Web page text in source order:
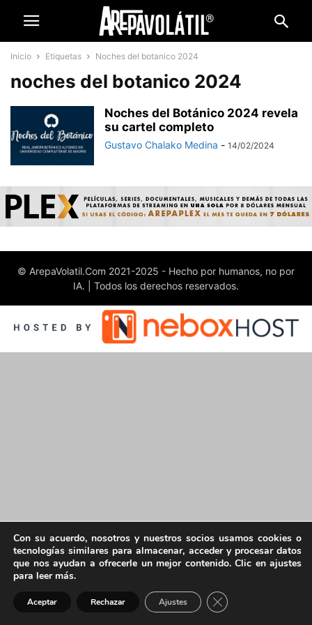
Inicio Etiquetas Noches del botanico 2024
noches del botanico 2024
Noches del Botánico 2024 revela
su cartel completo
Gustavo Chalako Medina - 14/02/2024
© ArepaVolatil.Com 2021-2025 - Hecho por humanos, no por
IA. | Todos los derechos reservados.
Con su acuerdo, nosotros y nuestros socios usamos cookies o
tecnologías similares para almacenar, acceder y procesar datos
que nos ayudan a ofrecerle un mejor contenido. Clic en ajustes
para leer más.
Aceptar Rechazar Ajustes Cerrar el banner de